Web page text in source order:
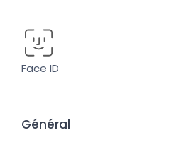
Face ID
Général